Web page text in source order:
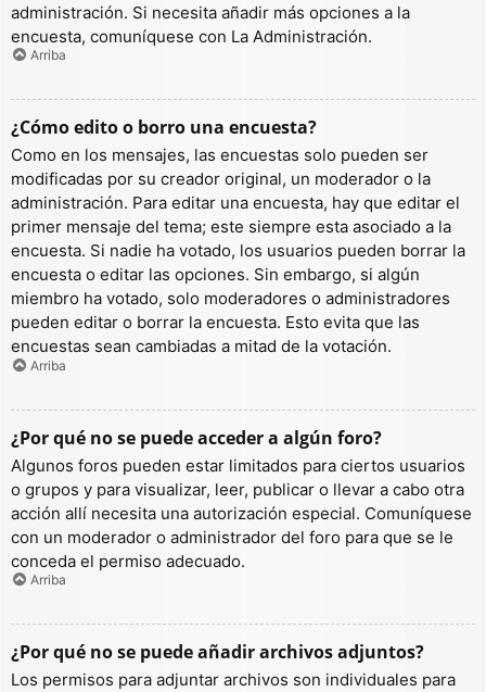
administración. Si necesita añadir más opciones a la
encuesta, comuníquese con La Administración.
Arriba
¿Cómo edito o borro una encuesta?
Como en los mensajes, las encuestas solo pueden ser
modificadas por su creador original, un moderador o la
administración. Para editar una encuesta, hay que editar el
primer mensaje del tema; este siempre esta asociado a la
encuesta. Si nadie ha votado, los usuarios pueden borrar la
encuesta o editar las opciones. Sin embargo, si algún
miembro ha votado, solo moderadores o administradores
pueden editar o borrar la encuesta. Esto evita que las
encuestas sean cambiadas a mitad de la votación.
Arriba
¿Por qué no se puede acceder a algún foro?
Algunos foros pueden estar limitados para ciertos usuarios
o grupos y para visualizar, leer, publicar o llevar a cabo otra
acción allí necesita una autorización especial. Comuníquese
con un moderador o administrador del foro para que se le
conceda el permiso adecuado.
Arriba
¿Por qué no se puede añadir archivos adjuntos?
Los permisos para adjuntar archivos son individuales para